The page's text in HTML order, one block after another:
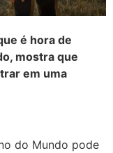
é hora de
mostra que
em uma
do Mundo pode